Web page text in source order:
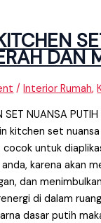
DAN
/Interior Rumah,
SET NUANSA
kitchen set
untuk
karena akan
dan
di dalam
dasar putih